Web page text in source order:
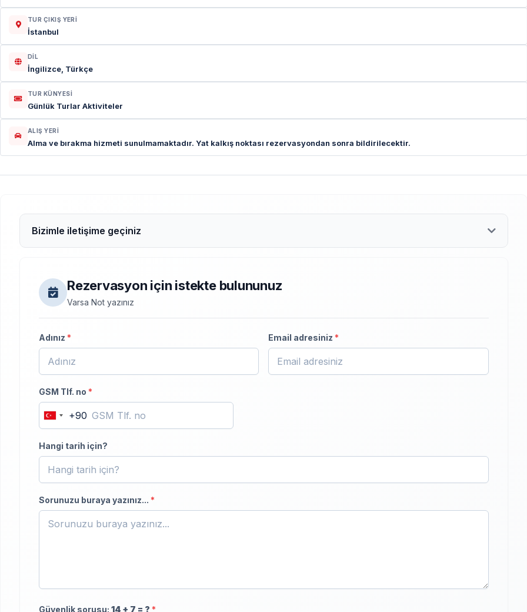
TUR ÇIKIŞ YERI
İstanbul
DIL
İngilizce, Türkçe
TUR KÜNYESI
Günlük Turlar Aktiviteler
ALIŞ YERI
Alma ve bırakma hizmeti sunulmamaktadır. Yat kalkış noktası rezervasyondan sonra bildirilecektir.
Bizimle iletişime geçiniz
Rezervasyon için istekte bulununuz
Varsa Not yazınız
Adınız * Email adresiniz *
GSM Tlf. no *
Turkey
+90
+90
Hangi tarih için?
Sorunuzu buraya yazınız... *
Güvenlik sorusu: 14 + 7 = ? *